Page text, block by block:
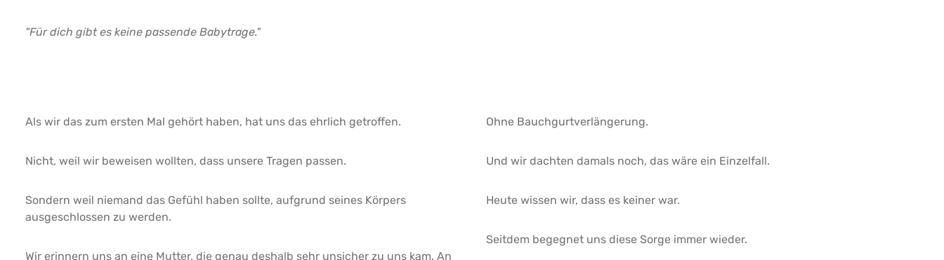
"Für dich gibt es keine passende Babytrage."
Als wir das zum ersten Mal gehört haben, hat uns das ehrlich getroffen.
Nicht, weil wir beweisen wollten, dass unsere Tragen passen.
Sondern weil niemand das Gefühl haben sollte, aufgrund seines Körpers
ausgeschlossen zu werden.
Wir erinnern uns an eine Mutter, die genau deshalb sehr unsicher zu uns kam. An
Ohne Bauchgurtverlängerung.
Und wir dachten damals noch, das wäre ein Einzelfall.
Heute wissen wir, dass es keiner war.
Seitdem begegnet uns diese Sorge immer wieder.